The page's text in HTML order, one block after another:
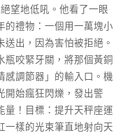
望地低吼。他看了一眼
的禮物：一個用一萬塊小
出，因為害怕被拒絕。
瓶咬緊牙關，將那個黃銅
感調節器」的輸入口。機
開始瘋狂閃爍，發出警
量！目標：提升天秤座運
一樣的光束筆直地射向天